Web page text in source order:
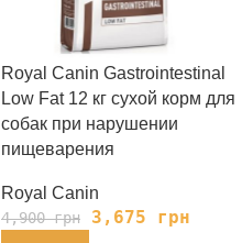
Royal Canin Gastrointestinal
Low Fat 12 кг сухой корм для
собак при нарушении
пищеварения
Royal Canin
4,900грн 3,675 грн